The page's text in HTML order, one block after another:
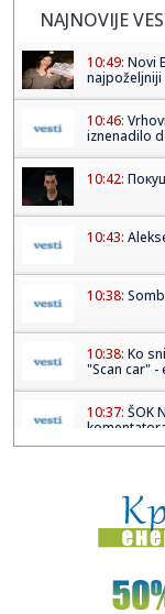
NAJNOVIJE
10:49: Novi
najpoželjniji
10:46:
iznenadilo
10:42:
10:43:
10:38:
10:38: Ko
"Scan car" -
10:37: ŠOK
komentatora
10:36:
10:31:Део